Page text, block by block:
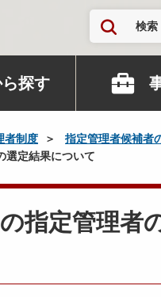
検索
探す
者制度
指定管理者候補者
選定結果について
指定管理者